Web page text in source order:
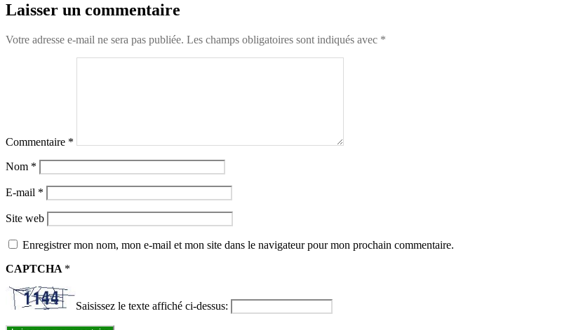
Laisser un commentaire
Votre adresse e-mail ne sera pas publiée. Les champs obligatoires sont indiqués avec *
Commentaire *
Nom *
E-mail *
Site web
Enregistrer mon nom, mon e-mail et mon site dans le navigateur pour mon prochain commentaire.
CAPTCHA *
Saisissez le texte affiché ci-dessus: